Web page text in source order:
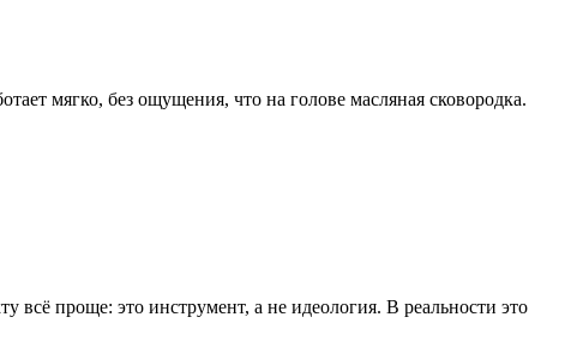
мягко, без ощущения, что на голове масляная сковородка.
всё проще: это инструмент, а не идеология. В реальности это